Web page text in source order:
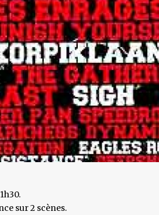
sur 2 scènes.